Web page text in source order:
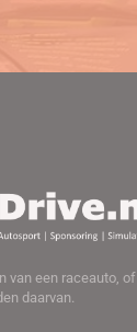
van een raceauto, of
daarvan.